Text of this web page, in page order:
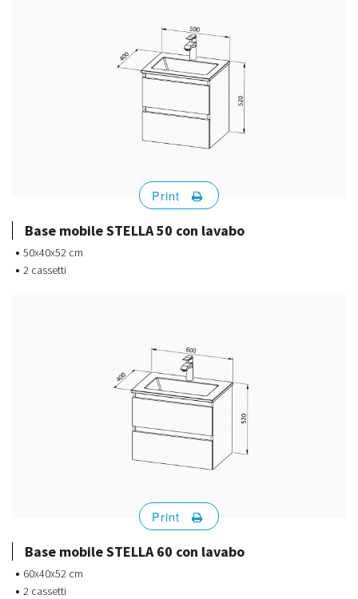
Base mobile STELLA 50 con lavabo
50x40x52 cm
2 cassetti
Print
Base mobile STELLA 60 con lavabo
60x40x52 cm
2 cassetti
Print